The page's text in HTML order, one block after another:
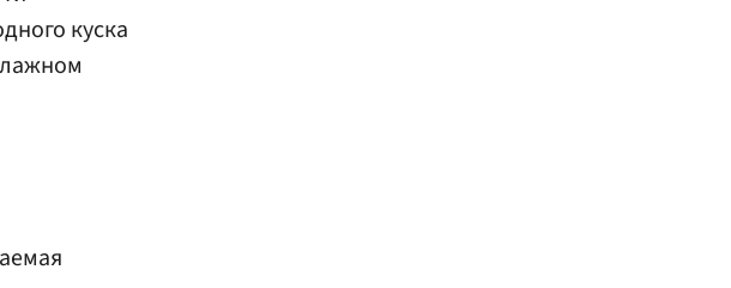
куска